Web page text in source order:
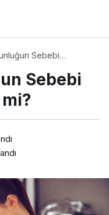
Sebebi
Sebebi
Beslenme